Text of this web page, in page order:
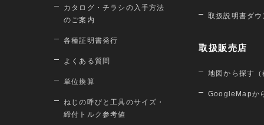
カタログ・チラシの入手方法
のご案内
各種証明書発行
よくある質問
単位換算
ねじの呼びと工具のサイズ・
締付トルク参考値
取扱説明書ダ
取扱販売店
地図から探す
GoogleMapか